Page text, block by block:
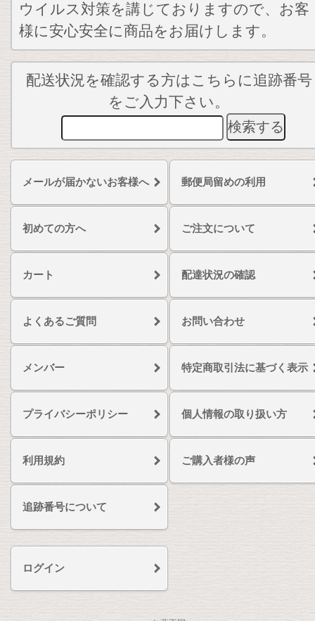
ウイルス対策を講じておりますので、お客
様に安心安全に商品をお届けします。
配送状況を確認する方はこちらに追跡番号
をご入力下さい。
メールが届かないお客様へ 郵便局留めの利用
初めての方へ ご注文について
カート 配達状況の確認
よくあるご質問 お問い合わせ
メンバー 特定商取引法に基づく表示
プライバシーポリシー 個人情報の取り扱い方
利用規約 ご購入者様の声
追跡番号について
ログイン